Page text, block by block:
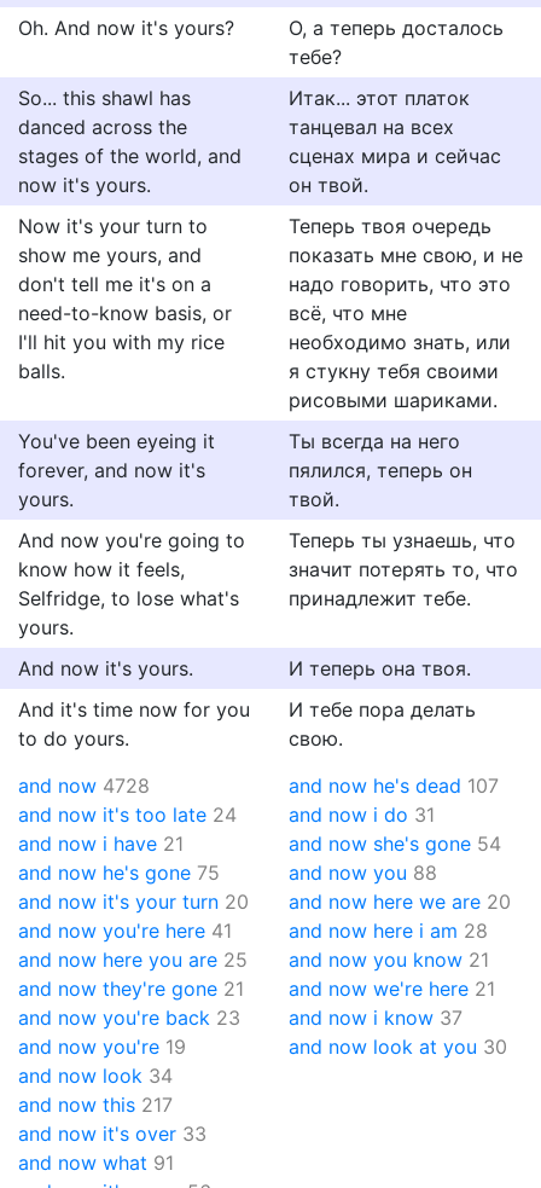
Oh. And now it's yours?
О, а теперь досталось
тебе?
So... this shawl has
danced across the
stages of the world, and
now it's yours.
Итак... этот платок
танцевал на всех
сценах мира и сейчас
он твой.
Now it's your turn to
show me yours, and
don't tell me it's on a
need-to-know basis, or
I'll hit you with my rice
balls.
Теперь твоя очередь
показать мне свою, и не
надо говорить, что это
всё, что мне
необходимо знать, или
я стукну тебя своими
рисовыми шариками.
You've been eyeing it
forever, and now it's
yours.
Ты всегда на него
пялился, теперь он
твой.
And now you're going to
know how it feels,
Selfridge, to lose what's
yours.
Теперь ты узнаешь, что
значит потерять то, что
принадлежит тебе.
And now it's yours.
И теперь она твоя.
And it's time now for you
to do yours.
И тебе пора делать
свою.
and now 4728
and now it's too late 24
and now i have 21
and now he's gone 75
and now it's your turn 20
and now you're here 41
and now here you are 25
and now they're gone 21
and now you're back 23
and now you're 19
and now he's dead 107
and now i do 31
and now she's gone 54
and now you 88
and now here we are 20
and now here i am 28
and now you know 21
and now we're here 21
and now i know 37
and now look at you 30
and now look 34
and now this 217
and now it's over 33
and now what 91